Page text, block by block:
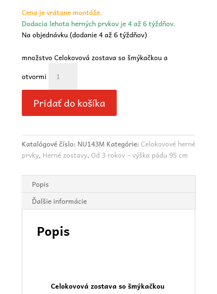
Cena je vrátane montáže.
Dodacia lehota herných prvkov je 4 až 6 týždňov.
Na objednávku (dodanie 4 až 6 týždňov)
množstvo Celokovová zostava so šmýkačkou a
otvormi
Pridať do košíka
Katalógové číslo: NU143M Kategórie: Celokovové herné
prvky, Herné zostavy, Od 3 rokov – výška pádu 95 cm
Popis
Ďalšie informácie
Popis
Celokovová zostava so šmýkačkou